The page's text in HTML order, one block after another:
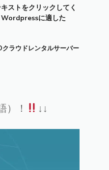
ストをクリックしてく
に適した
ラウドレンタルサーバー
）！ ↓↓